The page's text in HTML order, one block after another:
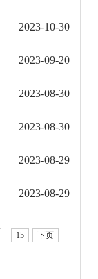
2023-10-30
2023-09-20
2023-08-30
2023-08-30
2023-08-29
2023-08-29
... 15 下页